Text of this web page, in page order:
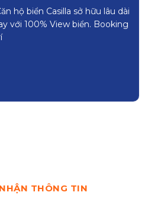
hộ biển Casilla sở hữu lâu dài
với 100% View biển. Booking
THÔNG TIN